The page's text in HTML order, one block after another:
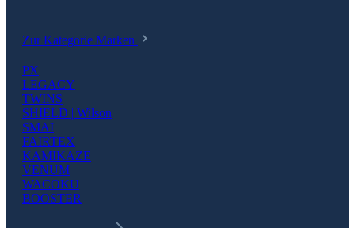
Zur Kategorie Marken
PX
LEGACY
TWINS
SHIELD | Wilson
SMAI
FAIRTEX
KAMIKAZE
VENUM
WACOKU
BOOSTER